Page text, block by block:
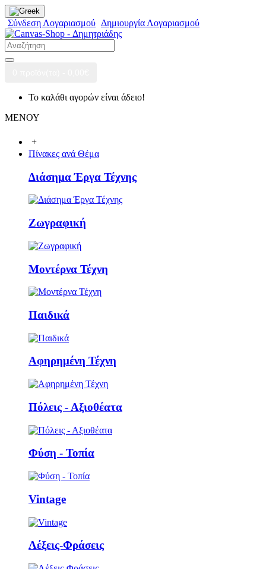
Σύνδεση Λογαριασμού Δημιουργία Λογαριασμού
Το καλάθι αγορών είναι άδειο!
ΜΕΝΟΥ
+
Πίνακες ανά Θέμα
Διάσημα Έργα Τέχνης
Ζωγραφική
Μοντέρνα Τέχνη
Παιδικά
Αφηρημένη Τέχνη
Πόλεις - Αξιοθέατα
Φύση - Τοπία
Vintage
Λέξεις-Φράσεις